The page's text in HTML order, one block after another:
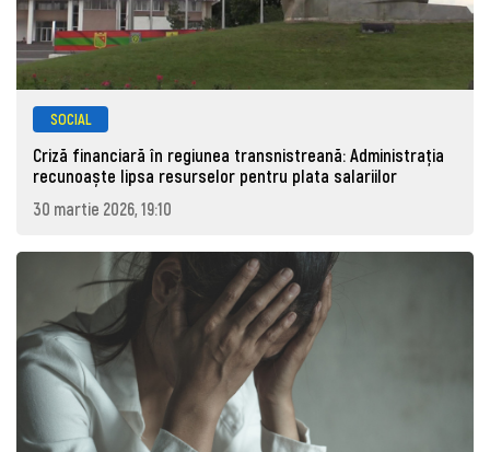
SOCIAL
Criză financiară în regiunea transnistreană: Administrația
recunoaște lipsa resurselor pentru plata salariilor
30 martie 2026, 19:10